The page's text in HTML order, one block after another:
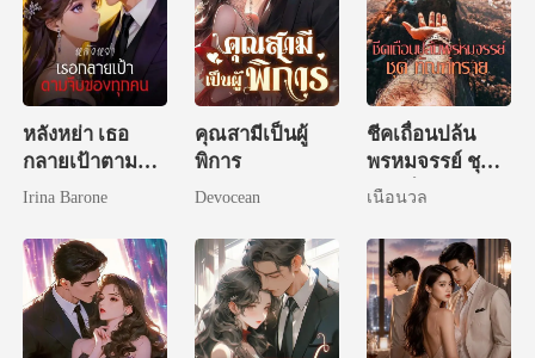
หลังหย่า เธอ
กลายเป้าตามจีบ
ของทุกคน
Irina Barone
คุณสามีเป็นผู้
พิการ
Devocean
ชีคเถื่อนปล้น
พรหมจรรย์ ชุด
ทัณฑ์ทราย
เนื้อนวล